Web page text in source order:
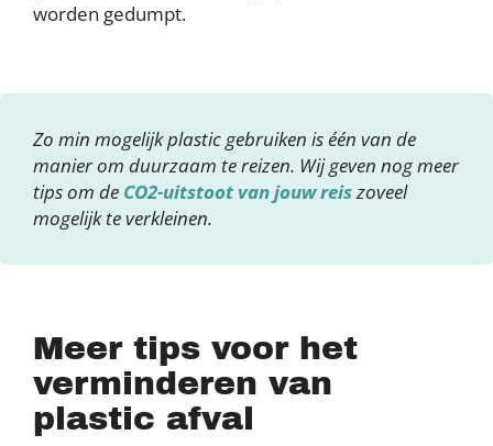
worden gedumpt.
Zo min mogelijk plastic gebruiken is één van de
manier om duurzaam te reizen. Wij geven nog meer
tips om de CO2-uitstoot van jouw reiszoveel
mogelijk te verkleinen.
Meer tips voor het
verminderen van
plastic afval